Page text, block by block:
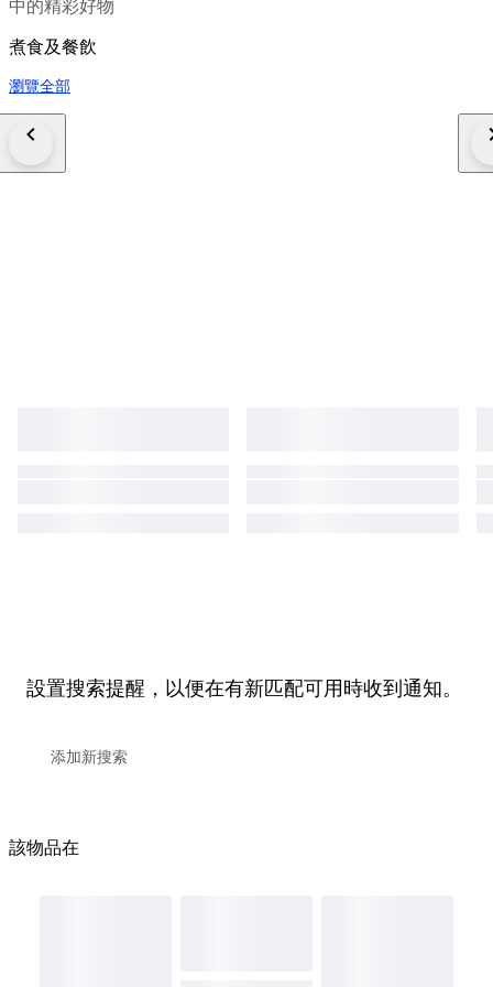
中的精彩好物
煮食及餐飲
瀏覽全部
設置搜索提醒，以便在有新匹配可用時收到通知。
該物品在